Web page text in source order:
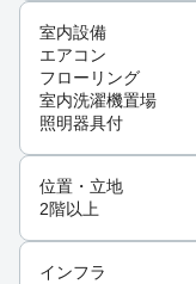
室内設備
エアコン
フローリング
室内洗濯機置場
照明器具付
位置・立地
2階以上
インフラ